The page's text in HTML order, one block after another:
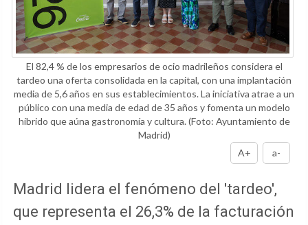
El 82,4 % de los empresarios de ocio madrileños considera el
tardeo una oferta consolidada en la capital, con una implantación
media de 5,6 años en sus establecimientos. La iniciativa atrae a un
público con una media de edad de 35 años y fomenta un modelo
híbrido que aúna gastronomía y cultura.(Foto: Ayuntamiento de
Madrid)
A+
a-
Madrid lidera el fenómeno del 'tardeo',
que representa el 26,3% de la facturación